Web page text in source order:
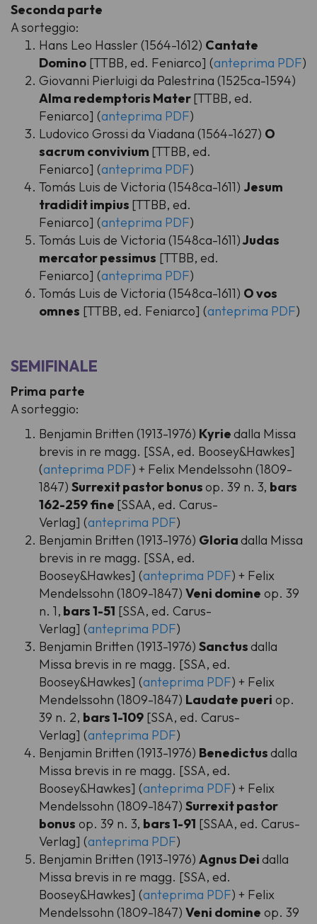
Seconda parte
A sorteggio:
Hans Leo Hassler (1564-1612) Cantate
Domino [TTBB, ed. Feniarco] (anteprima PDF)
Giovanni Pierluigi da Palestrina (1525ca-1594)
Alma redemptoris Mater[TTBB, ed.
Feniarco] (anteprima PDF)
Ludovico Grossi da Viadana (1564-1627) O
sacrum convivium [TTBB, ed.
Feniarco] (anteprima PDF)
Tomás Luis de Victoria (1548ca-1611) Jesum
tradidit impius [TTBB, ed.
Feniarco] (anteprima PDF)
Tomás Luis de Victoria (1548ca-1611)Judas
mercator pessimus [TTBB, ed.
Feniarco] (anteprima PDF)
Tomás Luis de Victoria (1548ca-1611) O vos
omnes [TTBB, ed. Feniarco] (anteprima PDF)
SEMIFINALE
Prima parte
A sorteggio:
Benjamin Britten (1913-1976) Kyriedalla Missa
brevis in re magg. [SSA, ed. Boosey&Hawkes]
(anteprima PDF) + Felix Mendelssohn (1809-
1847) Surrexit pastor bonusop. 39 n. 3, bars
162-259 fine [SSAA, ed. Carus-
Verlag] (anteprima PDF)
Benjamin Britten (1913-1976) Gloriadalla Missa
brevis in re magg. [SSA, ed.
Boosey&Hawkes] (anteprima PDF) + Felix
Mendelssohn (1809-1847) Veni domine op. 39
n. 1, bars 1-51 [SSA, ed. Carus-
Verlag] (anteprima PDF)
Benjamin Britten (1913-1976) Sanctusdalla
Missa brevis in re magg. [SSA, ed.
Boosey&Hawkes] (anteprima PDF) + Felix
Mendelssohn (1809-1847) Laudate pueri op.
39 n. 2, bars 1-109 [SSA, ed. Carus-
Verlag] (anteprima PDF)
Benjamin Britten (1913-1976) Benedictusdalla
Missa brevis in re magg. [SSA, ed.
Boosey&Hawkes] (anteprima PDF) + Felix
Mendelssohn (1809-1847) Surrexit pastor
bonus op. 39 n. 3, bars 1-91 [SSAA, ed. Carus-
Verlag] (anteprima PDF)
Benjamin Britten (1913-1976) Agnus Deidalla
Missa brevis in re magg. [SSA, ed.
Boosey&Hawkes] (anteprima PDF) + Felix
Mendelssohn (1809-1847) Veni domine op. 39